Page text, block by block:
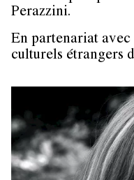
Perazzini.
En partenariat
culturels étrangers